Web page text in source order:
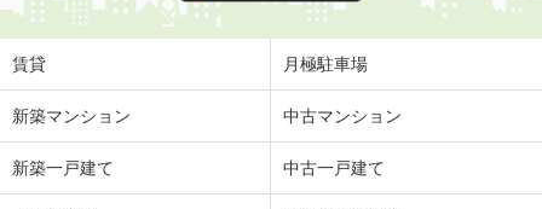
賃貸 月極駐車場
新築マンション 中古マンション
新築一戸建て 中古一戸建て